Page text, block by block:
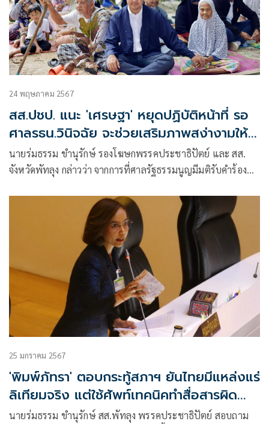
24 พฤษภาคม 2567
สส.ปชป. แนะ 'เศรษฐา' หยุดปฏิบัติหน้าที่ รอ
ศาลรธน.วินิจฉัย จะช่วยเสริมภาพสง่างามให้
ได้
นายร่มธรรม ขำนุรักษ์ รองโฆษกพรรคประชาธิปัตย์ และ สส.
จังหวัดพัทลุง กล่าวว่า จากการที่ศาลรัฐธรรมนูญมีมติรับคำร้อง
เศรษฐา ทวีสิน นายกรัฐมนตรี กรณีที่ตั้งนายพิชิต
25 มกราคม 2567
'พิมพ์ภัทรา' ตอบกระทู้สภาฯ ยันไทยมีแหล่งแร่
ลิเทียมจริง แต่ใช้ศัพท์เทคนิคทำสื่อสารผิด
พลาด
นายร่มธรรม ขำนุรักษ์ สส.พัทลุง พรรคประชาธิปัตย์ สอบถาม